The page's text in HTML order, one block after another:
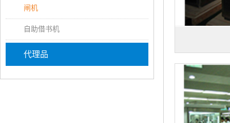
闸机
自助借书机
代理品